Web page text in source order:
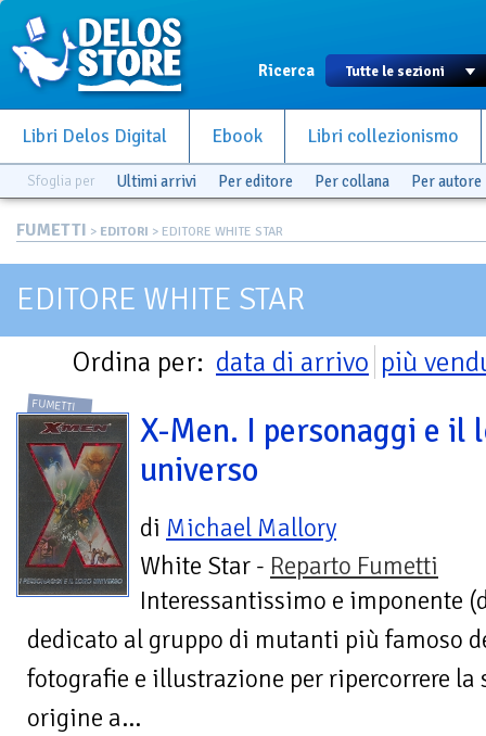
Ricerca
Libri Delos Digital Ebook Libri collezionismo
Sfoglia per Ultimi arrivi Per editore Per collana Per autore
FUMETTI > EDITORI > EDITORE WHITE STAR
EDITORE WHITE STAR
Ordina per: data di arrivo più
FUMETTI
X-Men. I personaggi e il
universo
di Michael Mallory
White Star - Reparto Fumetti
Interessantissimo e imponente
dedicato al gruppo di mutanti più famoso
fotografie e illustrazione per ripercorrere la
origine a...